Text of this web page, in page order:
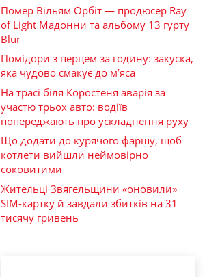
Помер Вільям Орбіт — продюсер Ray
of Light Мадонни та альбому 13 гурту
Blur
Помідори з перцем за годину: закуска,
яка чудово смакує до м’яса
На трасі біля Коростеня аварія за
участю трьох авто: водіїв
попереджають про ускладнення руху
Що додати до курячого фаршу, щоб
котлети вийшли неймовірно
соковитими
Жительці Звягельщини «оновили»
SIM-картку й завдали збитків на 31
тисячу гривень